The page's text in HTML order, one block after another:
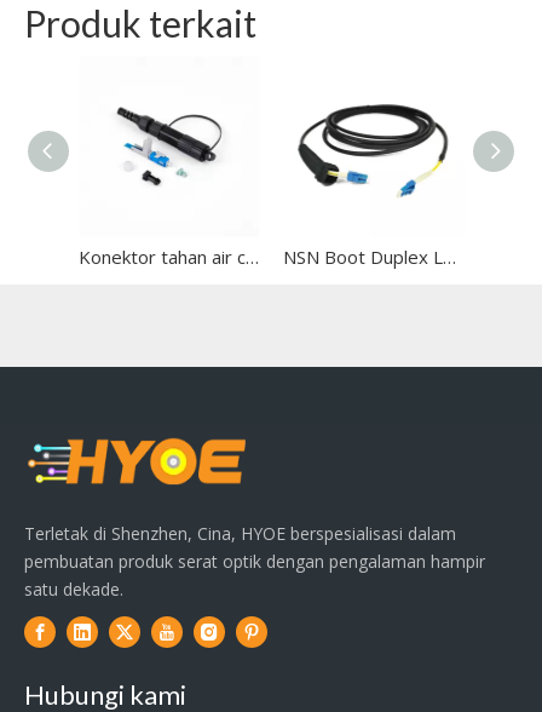
Produk terkait
Konektor tahan air cepat yang dapat dipasang di lapangan NSN Boot Duplex LC Patch Cable
Terletak di Shenzhen, Cina, HYOE berspesialisasi dalam
pembuatan produk serat optik dengan pengalaman hampir
satu dekade.
Hubungi kami